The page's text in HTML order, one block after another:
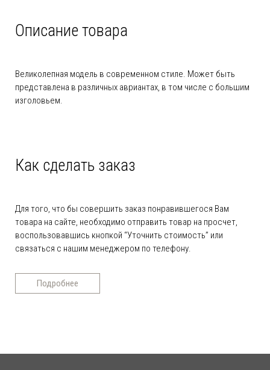
Описание товара
Великолепная модель в современном стиле. Может быть
представлена в различных авриантах, в том числе с большим
изголовьем.
Как сделать заказ
Для того, что бы совершить заказ понравившегося Вам
товара на сайте, необходимо отправить товар на просчет,
воспользовавшись кнопкой “Уточнить стоимость” или
связаться с нашим менеджером по телефону.
Подробнее